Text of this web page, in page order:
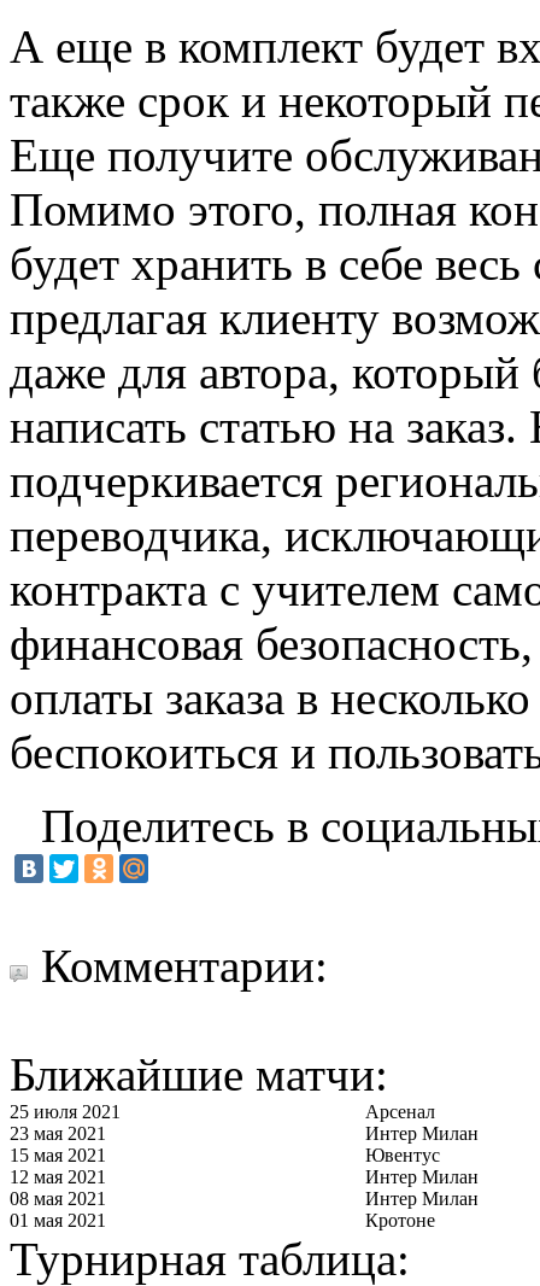
А еще в комплект будет
также срок и некоторый
Еще получите
Помимо этого, полная
будет хранить в себе
предлагая клиенту
даже для автора, который
написать статью на
подчеркивается
переводчика,
контракта с учителем
финансовая
оплаты заказа в
беспокоиться и
Поделитесь в
Комментарии:
Ближайшие матчи:
25 июля 2021
Арсенал
23 мая 2021
Интер Милан
15 мая 2021
Ювентус
12 мая 2021
Интер Милан
08 мая 2021
Интер Милан
01 мая 2021
Кротоне
Турнирная таблица: